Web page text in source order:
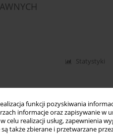
funkcji pozyskiwania
informacje oraz zapisywanie w
celu realizacji usług, zapewnienia
są także zbierane i przetwarzane
Statystyki